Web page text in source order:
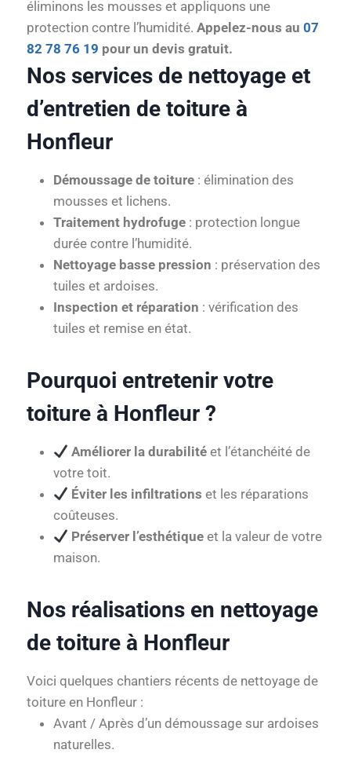
éliminons les mousses et appliquons une
protection contre l’humidité. Appelez-nous au 07
82 78 76 19 pour un devis gratuit.
Nos services de nettoyage et
d’entretien de toiture à
Honfleur
Démoussage de toiture : élimination des
mousses et lichens.
Traitement hydrofuge : protection longue
durée contre l’humidité.
Nettoyage basse pression : préservation des
tuiles et ardoises.
Inspection et réparation : vérification des
tuiles et remise en état.
Pourquoi entretenir votre
toiture à Honfleur ?
Améliorer la durabilité et l’étanchéité de
votre toit.
Éviter les infiltrations et les réparations
coûteuses.
Préserver l’esthétique et la valeur de votre
maison.
Nos réalisations en nettoyage
de toiture à Honfleur
Voici quelques chantiers récents de nettoyage de
toiture en Honfleur :
Avant / Après d’un démoussage sur ardoises
naturelles.